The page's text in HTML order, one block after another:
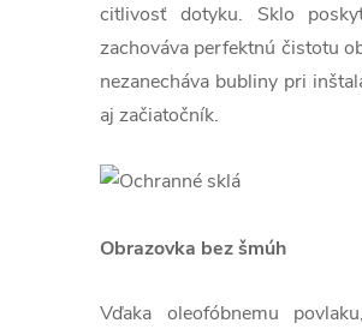
citlivosť dotyku. Sklo
zachováva perfektnú čistotu
nezanecháva bubliny pri
aj začiatočník.
Obrazovka bez šmúh
Vďaka oleofóbnemu